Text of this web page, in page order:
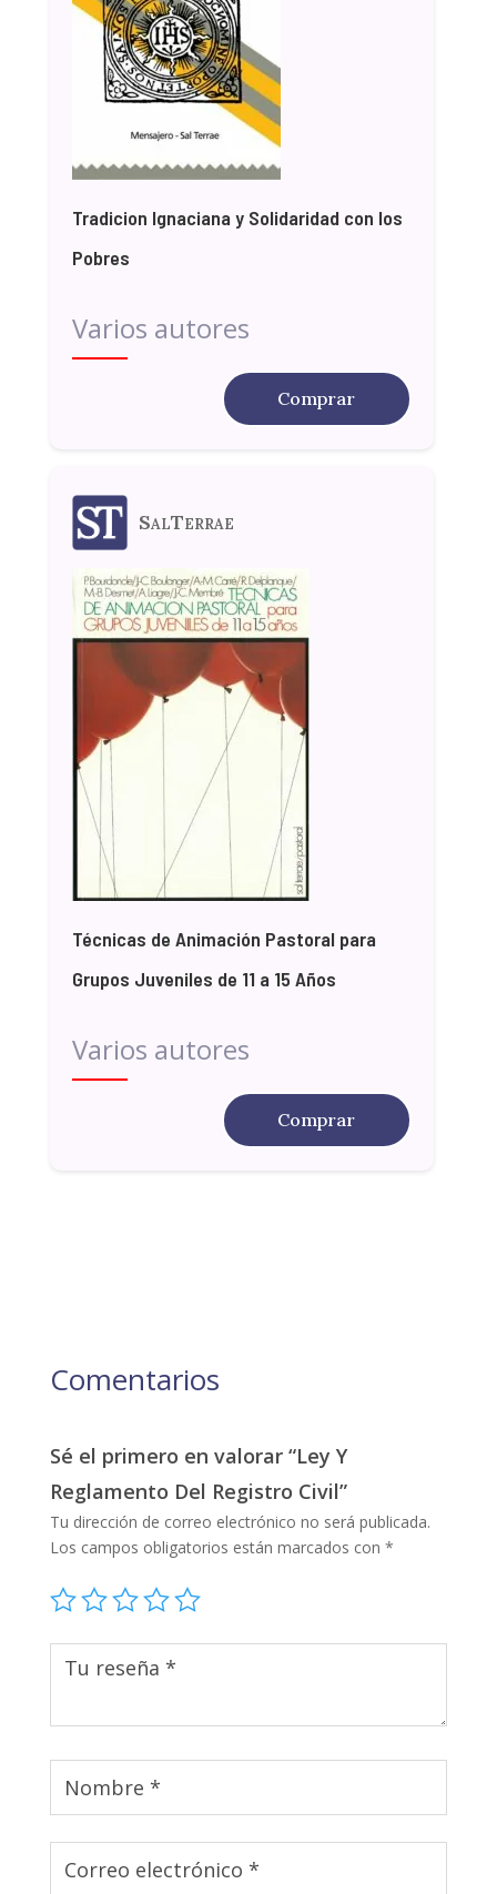
Tradicion Ignaciana y Solidaridad con los
Pobres
Varios autores
Comprar
SalTerrae
Técnicas de Animación Pastoral para
Grupos Juveniles de 11 a 15 Años
Varios autores
Comprar
Comentarios
Sé el primero en valorar “Ley Y
Reglamento Del Registro Civil”
Tu dirección de correo electrónico no será publicada.
Los campos obligatorios están marcados con *